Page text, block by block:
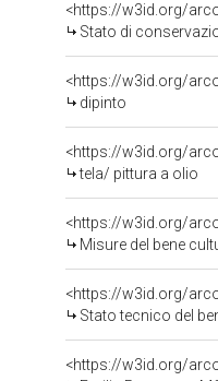
<https://w3id.org/
Stato di
<https://w3id.org/
dipinto
<https://w3id.org/
tela/ pittura a olio
<https://w3id.org/
Misure del bene
<https://w3id.org/
Stato tecnico del
<https://w3id.org/